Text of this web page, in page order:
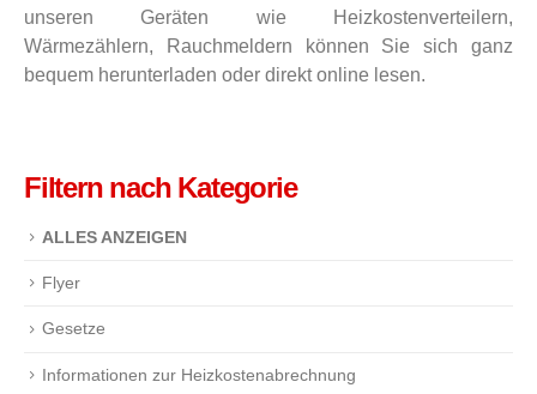
unseren Geräten wie Heizkostenverteilern,
Wärmezählern, Rauchmeldern können Sie sich ganz
bequem herunterladen oder direkt online lesen.
Filtern nach Kategorie
ALLES ANZEIGEN
Flyer
Gesetze
Informationen zur Heizkostenabrechnung